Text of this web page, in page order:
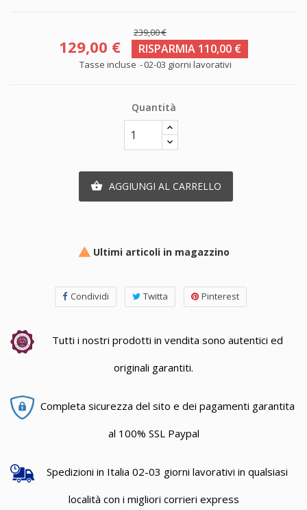
239,00 €
129,00 € RISPARMIA 110,00 €
Tasse incluse 02-03 giorni lavorativi
Quantità
 AGGIUNGI AL CARRELLO
 Ultimi articoli in magazzino
Condividi Twitta Pinterest
Tutti i nostri prodotti in vendita sono autentici ed
originali garantiti.
Completa sicurezza del sito e dei pagamenti garantita
al 100% SSL Paypal
Spedizioni in Italia 02-03 giorni lavorativi in qualsiasi
località con i migliori corrieri express